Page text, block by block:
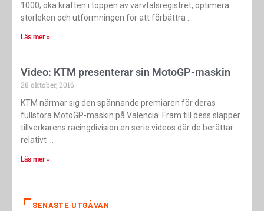
1000; öka kraften i toppen av varvtalsregistret, optimera
storleken och utformningen för att förbättra
Läs mer »
Video: KTM presenterar sin MotoGP-maskin
28 oktober, 2016
KTM närmar sig den spännande premiären för deras
fullstora MotoGP-maskin på Valencia. Fram till dess släpper
tillverkarens racingdivision en serie videos där de berättar
relativt
Läs mer »
SENASTE UTGÅVAN